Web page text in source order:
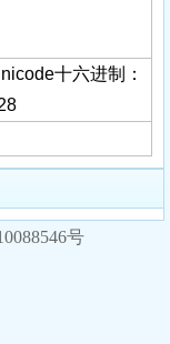
十六进制：
号